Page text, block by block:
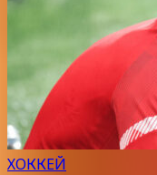
ХОККЕЙ